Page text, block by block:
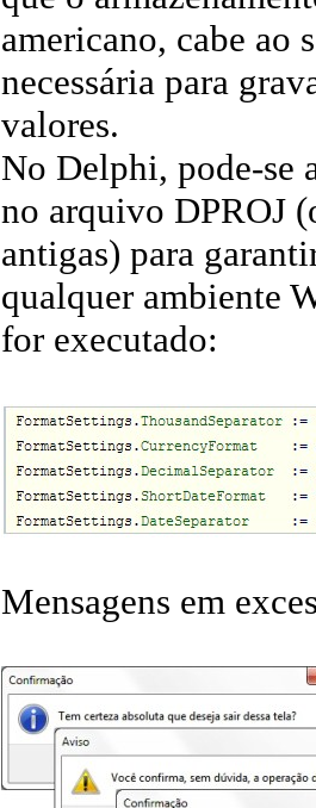
americano, cabe ao
necessária para
valores.
No Delphi, pode-se
no arquivo DPROJ
antigas) para
qualquer ambiente
for executado:
Mensagens em